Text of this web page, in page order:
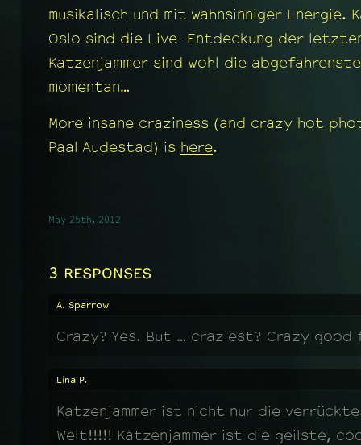
musikalisch und mit wahnsinniger Energie.
Oslo sind die Live-Entdeckung der
Katzenjammer sind wohl die
momentan…
More insane craziness (and crazy hot
Paal Audestad) is here.
May 25th, 2012
3 RESPONSES
A. Sparrow
Crazy? Yes. But … craziest? Crazy good
Lina P.
Katzenjammer ist nicht nur die
Welt!!!!! Katzenjammer ist die geilste,